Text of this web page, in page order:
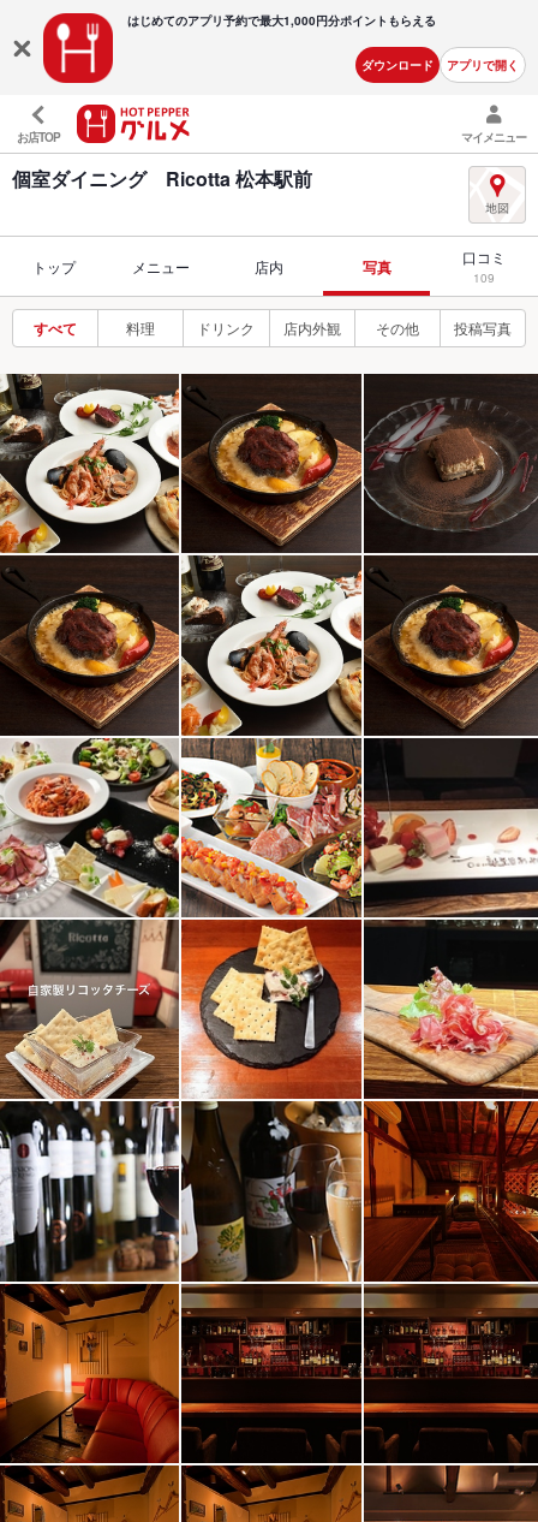
はじめてのアプリ予約で最大1,000円分ポイントもらえる
ダウンロード アプリで開く
お店TOP マイメニュー
個室ダイニング Ricotta 松本駅前
トップ メニュー 店内 写真 口コミ
109
すべて 料理 ドリンク 店内外観 その他 投稿写真